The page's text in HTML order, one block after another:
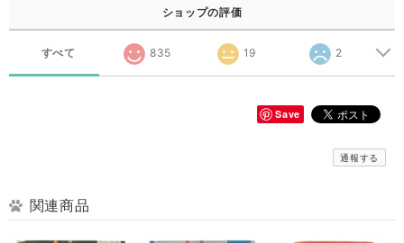
ショップの評価
すべて 835 19 2
Save
通報する
関連商品